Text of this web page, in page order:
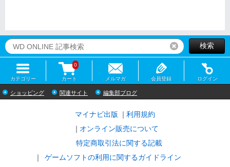
リセット検索
カテゴリー カート
0
メルマガ 会員登録 ログイン
ショッピング 関連サイト 編集部ブログ
マイナビ出版
利用規約
オンライン販売について
特定商取引法に関する記載
ゲームソフトの利用に関するガイドライン